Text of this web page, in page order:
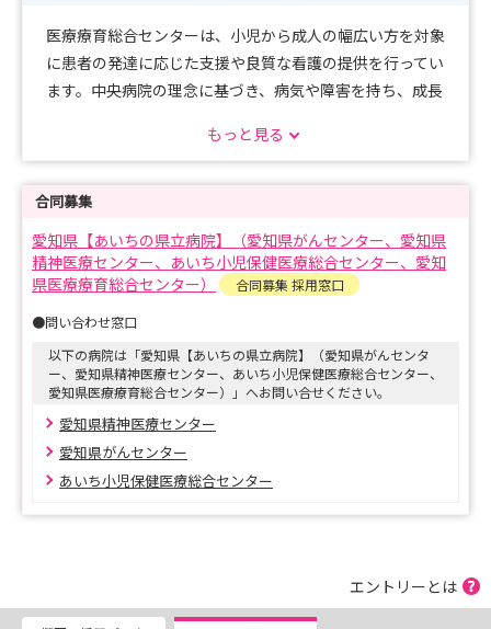
医療療育総合センターは、小児から成人の幅広い方を対象
に患者の発達に応じた支援や良質な看護の提供を行ってい
ます。中央病院の理念に基づき、病気や障害を持ち、成長
ている患者さんが、安心・安全に地域で生活できるよう
ます。自分で訴えることができない患者・家族の目線に立
す。
とやりがいを持って働ける環境作りを実践していきます。
ご興味のある方はぜひともエントリーをお願いします。
もっと見る
合同募集
愛知県【あいちの県立病院】（愛知県がんセンター、愛知県
精神医療センター、あいち小児保健医療総合センター、愛知
県医療療育総合センター）
合同募集 採用窓口
●問い合わせ窓口
以下の病院は「愛知県【あいちの県立病院】（愛知県がんセンタ
ー、愛知県精神医療センター、あいち小児保健医療総合センター、
愛知県医療療育総合センター）」へお問い合せください。
愛知県精神医療センター
愛知県がんセンター
あいち小児保健医療総合センター
エントリーとは